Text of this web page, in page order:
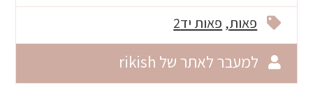
פאות פאות יד2
למעבר לאתר של rikish